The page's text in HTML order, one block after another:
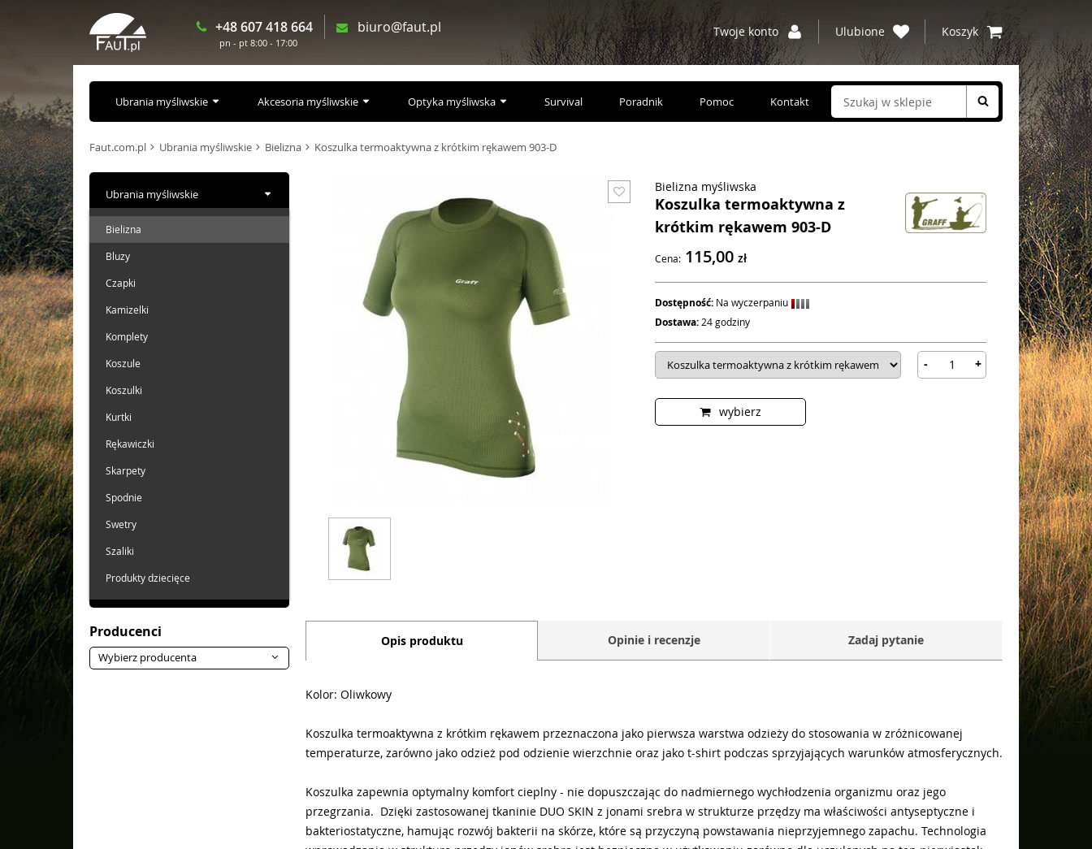
+48 607 418 664
pn - pt 8:00 - 17:00
biuro@faut.pl Twoje konto Ulubione Koszyk
Ubrania myśliwskie Akcesoria myśliwskie Optyka myśliwska Survival Poradnik Pomoc Kontakt
Faut.com.pl Ubrania myśliwskie Bielizna Koszulka termoaktywna z krótkim rękawem 903-D
Ubrania myśliwskie
Bielizna
Bluzy
Czapki
Kamizelki
Komplety
Koszule
Koszulki
Kurtki
Rękawiczki
Skarpety
Spodnie
Swetry
Szaliki
Produkty dziecięce
Producenci
Wybierz producenta
Bielizna myśliwska
Koszulka termoaktywna z
krótkim rękawem 903-D
Cena: 115,00 zł
Dostępność: Na wyczerpaniu
Dostawa: 24 godziny
- +
wybierz
Opis produktu Opinie i recenzje Zadaj pytanie
Kolor: Oliwkowy
Koszulka termoaktywna z krótkim rękawem przeznaczona jako pierwsza warstwa odzieży do stosowania w zróżnicowanej
temperaturze, zarówno jako odzież pod odzienie wierzchnie oraz jako t-shirt podczas sprzyjających warunków atmosferycznych.
Koszulka zapewnia optymalny komfort cieplny - nie dopuszczając do nadmiernego wychłodzenia organizmu oraz jego
przegrzania. Dzięki zastosowanej tkaninie DUO SKIN z jonami srebra w strukturze przędzy ma właściwości antyseptyczne i
bakteriostatyczne, hamując rozwój bakterii na skórze, które są przyczyną powstawania nieprzyjemnego zapachu. Technologia